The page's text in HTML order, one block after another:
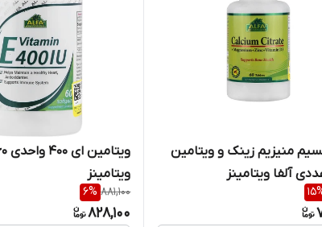
منیزیم زینک و ویتامین
15
ویتامینز
881,100
6%
828,100